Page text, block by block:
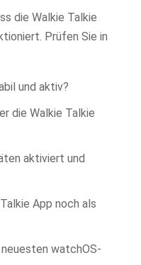
die Walkie Talkie
Prüfen Sie in
und aktiv?
die Walkie Talkie
aktiviert und
App noch als
watchOS-